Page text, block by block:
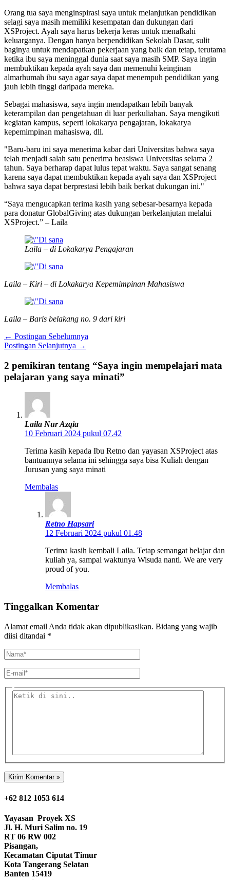
Orang tua saya menginspirasi saya untuk melanjutkan pendidikan
selagi saya masih memiliki kesempatan dan dukungan dari
XSProject. Ayah saya harus bekerja keras untuk menafkahi
keluarganya. Dengan hanya berpendidikan Sekolah Dasar, sulit
baginya untuk mendapatkan pekerjaan yang baik dan tetap, terutama
ketika ibu saya meninggal dunia saat saya masih SMP. Saya ingin
membuktikan kepada ayah saya dan memenuhi keinginan
almarhumah ibu saya agar saya dapat menempuh pendidikan yang
jauh lebih tinggi daripada mereka.
Sebagai mahasiswa, saya ingin mendapatkan lebih banyak
keterampilan dan pengetahuan di luar perkuliahan. Saya mengikuti
kegiatan kampus, seperti lokakarya pengajaran, lokakarya
kepemimpinan mahasiswa, dll.
"Baru-baru ini saya menerima kabar dari Universitas bahwa saya
telah menjadi salah satu penerima beasiswa Universitas selama 2
tahun. Saya berharap dapat lulus tepat waktu. Saya sangat senang
karena saya dapat membuktikan kepada ayah saya dan XSProject
bahwa saya dapat berprestasi lebih baik berkat dukungan ini."
“Saya mengucapkan terima kasih yang sebesar-besarnya kepada
para donatur GlobalGiving atas dukungan berkelanjutan melalui
XSProject.” – Laila
Laila – di Lokakarya Pengajaran
Laila – Kiri – di Lokakarya Kepemimpinan Mahasiswa
Laila – Baris belakang no. 9 dari kiri
← Postingan Sebelumnya
Postingan Selanjutnya →
2 pemikiran tentang “Saya ingin mempelajari mata
pelajaran yang saya minati”
Laila Nur Azqia
10 Februari 2024 pukul 07.42
Terima kasih kepada Ibu Retno dan yayasan XSProject atas
bantuannya selama ini sehingga saya bisa Kuliah dengan
Jurusan yang saya minati
Membalas
Retno Hapsari
12 Februari 2024 pukul 01.48
Terima kasih kembali Laila. Tetap semangat belajar dan
kuliah ya, sampai waktunya Wisuda nanti. We are very
proud of you.
Membalas
Tinggalkan Komentar
Alamat email Anda tidak akan dipublikasikan. Bidang yang wajib
diisi ditandai *
Nama*
E-
mail*
Ketik
+62 812 1053 614
Yayasan Proyek XS
Jl. H. Muri Salim no. 19
RT 06 RW 002
Pisangan,
Kecamatan Ciputat Timur
Kota Tangerang Selatan
Banten 15419